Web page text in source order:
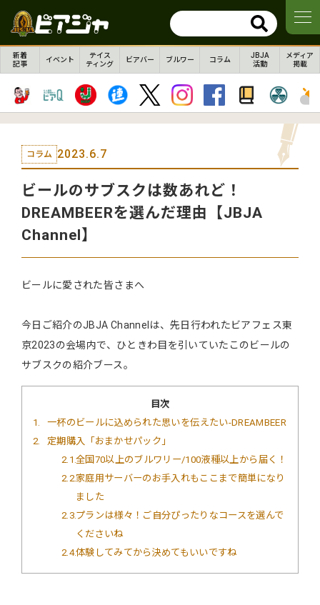
新着
記事
イベント
テイス
ティング
ビアバー ブルワー コラム
JBJA
活動
メディア
掲載
コラム 2023.6.7
ビールのサブスクは数あれど！
DREAMBEERを選んだ理由【JBJA
Channel】
ビールに愛された皆さまへ
今日ご紹介のJBJA Channelは、先日行われたビアフェス東
京2023の会場内で、ひときわ目を引いていたこのビールの
サブスクの紹介ブース。
目次
1
一杯のビールに込められた思いを伝えたい-DREAMBEER
2
定期購入「おまかせパック」
2.1 全国70以上のブルワリー/100液種以上から届く！
2.2家庭用サーバーのお手入れもここまで簡単になり
ました
2.3プランは様々！ご自分ぴったりなコースを選んで
くださいね
2.4体験してみてから決めてもいいですね